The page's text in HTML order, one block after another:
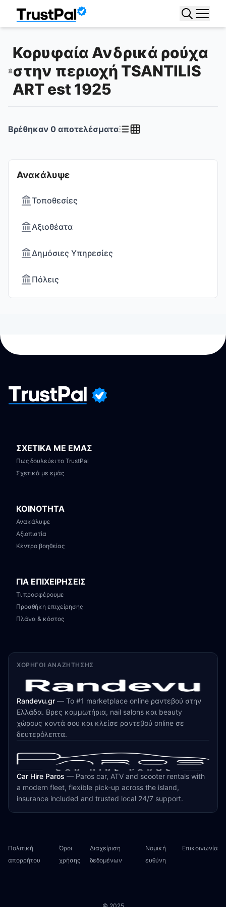
Κορυφαία Ανδρικά ρούχα
στην περιοχή TSANTILIS
ART est 1925
Ανακάλυψε
Τοποθεσίες
Αξιοθέατα
Δημόσιες Υπηρεσίες
Πόλεις
Βρέθηκαν 0 αποτελέσματα
ΣΧΕΤΙΚΑ ΜΕ ΕΜΑΣ
Πως δουλεύει το TrustPal
Σχετικά με εμάς
ΚΟΙΝΟΤΗΤΑ
Ανακάλυψε
Αξιοπιστία
Κέντρο βοηθείας
ΓΙΑ ΕΠΙΧΕΙΡΗΣΕΙΣ
Τι προσφέρουμε
Προσθήκη επιχείρησης
Πλάνα & κόστος
ΧΟΡΗΓΟΊ ΑΝΑΖΉΤΗΣΗΣ
Randevu.gr — Το #1 marketplace online ραντεβού στην
Ελλάδα. Βρες κομμωτήρια, nail salons και beauty
χώρους κοντά σου και κλείσε ραντεβού online σε
δευτερόλεπτα.
Car Hire Paros — Paros car, ATV and scooter rentals with
a modern fleet, flexible pick-up across the island,
insurance included and trusted local 24/7 support.
Πολιτική
απορρήτου
Όροι
χρήσης
Διαχείριση
δεδομένων
Νομική
ευθύνη
Επικοινωνία